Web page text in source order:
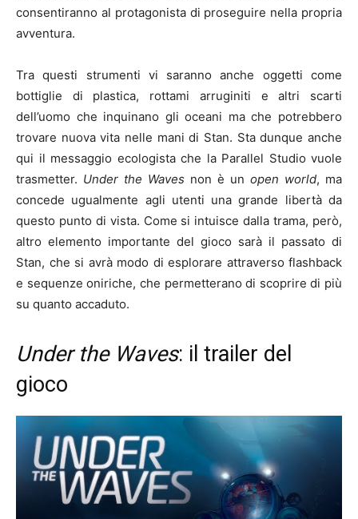
consentiranno al protagonista di proseguire nella propria
avventura.
Tra questi strumenti vi saranno anche oggetti come
bottiglie di plastica, rottami arruginiti e altri scarti
dell’uomo che inquinano gli oceani ma che potrebbero
trovare nuova vita nelle mani di Stan. Sta dunque anche
qui il messaggio ecologista che la Parallel Studio vuole
trasmetter. Under the Waves non è un open world, ma
concede ugualmente agli utenti una grande libertà da
questo punto di vista. Come si intuisce dalla trama, però,
altro elemento importante del gioco sarà il passato di
Stan, che si avrà modo di esplorare attraverso flashback
e sequenze oniriche, che permetterano di scoprire di più
su quanto accaduto.
Under the Waves: il trailer del
gioco